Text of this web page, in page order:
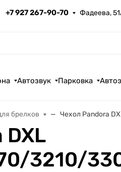
+7 927 267-90-70 Фадеева,
Автозвук Парковка
брелков Чехол Pandora
3210/